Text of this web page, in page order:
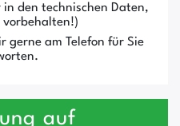
den technischen Daten,
vorbehalten!)
gerne am Telefon für Sie
auf